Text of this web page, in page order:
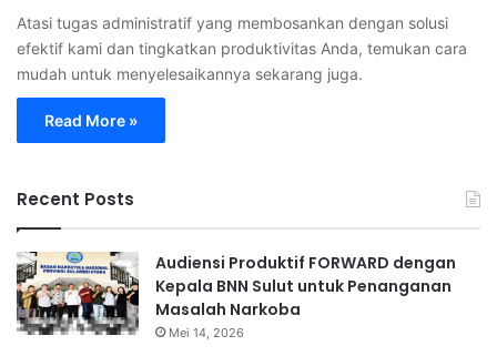
Atasi tugas administratif yang membosankan dengan solusi
efektif kami dan tingkatkan produktivitas Anda, temukan cara
mudah untuk menyelesaikannya sekarang juga.
Read More »
Recent Posts
Audiensi Produktif FORWARD dengan
Kepala BNN Sulut untuk Penanganan
Masalah Narkoba
Mei 14, 2026